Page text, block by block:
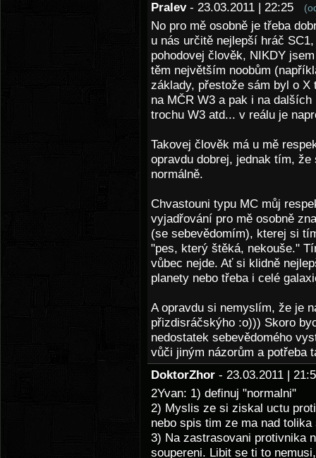
Pralev - 23.03.2011 | 22:25
No pro mě osobně je třeba
u nás určitě nejlepší hráč
pohodovej člověk, NIKDY
těm největším noobům
základy, přestože sám byl o
na MČR W3 a pak i na
trochu W3 atd... v reálu je
Takovej člověk má u mě
opravdu dobrej, jednak tím,
normálně.
Chvastouni typu MC můj
vyjadřování pro mě osobně
(se sebevědomím), kterej si
"pes, který štěká, nekouše."
vůbec nejde. Ať si klidně
planety nebo třeba i celé
A opravdu si nemyslím, že je
přizdisráčskýho :o))) Skoro
nedostatek sebevědomého
vůči jiným názorům a potřeba
DoktorZhor - 23.03.2011 |
2Yvan: 1) definuj "normalni"
2) Myslis ze si ziskal uctu
nebo spis tim ze ma nad
3) Na zastrasovani protivnika
soupereni. Libit se ti to